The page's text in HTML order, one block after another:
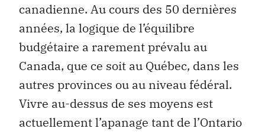
canadienne. Au cours des 50 dernières
années, la logique de l’équilibre
budgétaire a rarement prévalu au
Canada, que ce soit au Québec, dans les
autres provinces ou au niveau fédéral.
Vivre au-dessus de ses moyens est
actuellement l’apanage tant de l’Ontario